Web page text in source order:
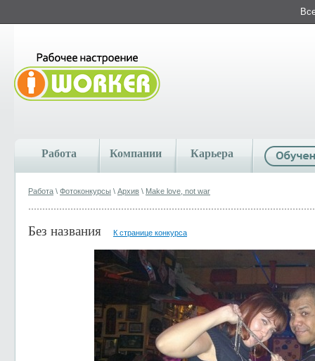
Работа Компании Карьера
Работа \ Фотоконкурсы \ Архив \ Make love, not war
Без названия К странице конкурса